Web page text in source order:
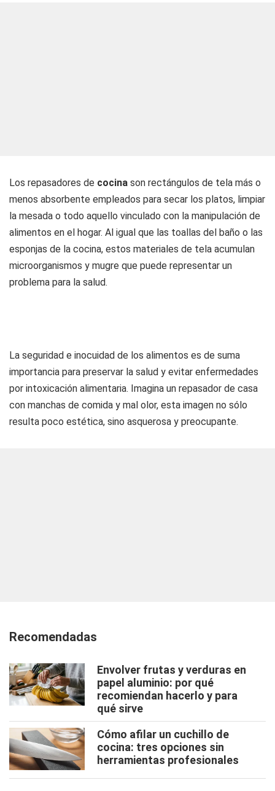
Los repasadores de cocina son rectángulos de tela más o
menos absorbente empleados para secar los platos, limpiar
la mesada o todo aquello vinculado con la manipulación de
alimentos en el hogar. Al igual que las toallas del baño o las
esponjas de la cocina, estos materiales de tela acumulan
microorganismos y mugre que puede representar un
problema para la salud.
La seguridad e inocuidad de los alimentos es de suma
importancia para preservar la salud y evitar enfermedades
por intoxicación alimentaria. Imagina un repasador de casa
con manchas de comida y mal olor, esta imagen no sólo
resulta poco estética, sino asquerosa y preocupante.
Recomendadas
Envolver frutas y verduras en
papel aluminio: por qué
recomiendan hacerlo y para
qué sirve
Cómo afilar un cuchillo de
cocina: tres opciones sin
herramientas profesionales